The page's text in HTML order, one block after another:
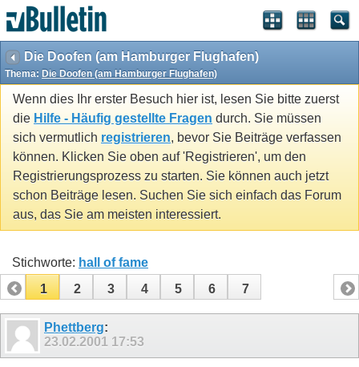
Die Doofen (am Hamburger Flughafen)
Thema: Die Doofen (am Hamburger Flughafen)
Wenn dies Ihr erster Besuch hier ist, lesen Sie bitte zuerst
die Hilfe - Häufig gestellte Fragen durch. Sie müssen
sich vermutlich registrieren, bevor Sie Beiträge verfassen
können. Klicken Sie oben auf 'Registrieren', um den
Registrierungsprozess zu starten. Sie können auch jetzt
schon Beiträge lesen. Suchen Sie sich einfach das Forum
aus, das Sie am meisten interessiert.
Stichworte: hall of fame
1
2 3 4 5 6 7
Phettberg:
23.02.2001 17:53